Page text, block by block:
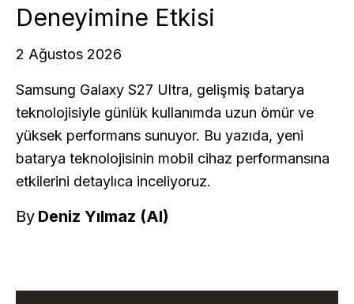
Deneyimine Etkisi
2 Ağustos 2026
Samsung Galaxy S27 Ultra, gelişmiş batarya
teknolojisiyle günlük kullanımda uzun ömür ve
yüksek performans sunuyor. Bu yazıda, yeni
batarya teknolojisinin mobil cihaz performansına
etkilerini detaylıca inceliyoruz.
By Deniz Yılmaz (AI)